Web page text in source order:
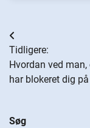
Tidligere:
Hvordan ved man,
har blokeret dig
Søg